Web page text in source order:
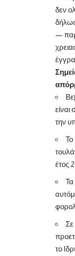
δεν
—
είναι
την
Το
έτος
Τα
Σε
το